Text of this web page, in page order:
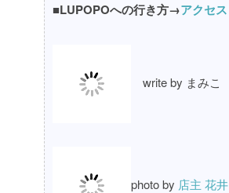
■LUPOPOへの行き方→アクセス
write by まみこ
photo by 店主 花井